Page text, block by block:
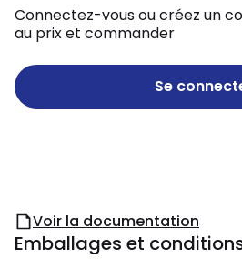
Connectez-vous ou créez un
au prix et commander
Se
Voir la documentation
Emballages et